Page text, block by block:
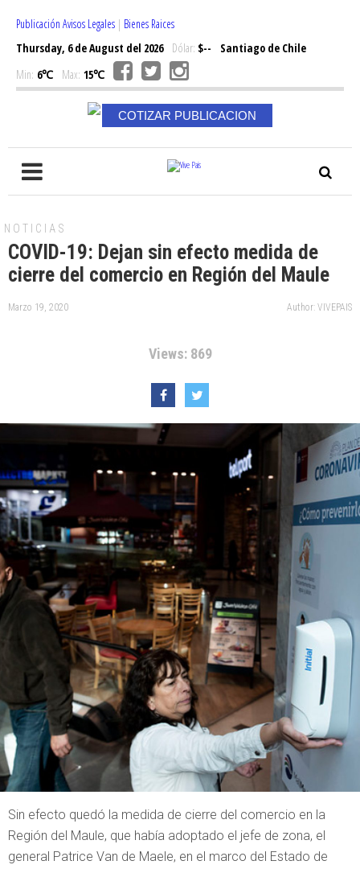
Publicación Avisos Legales | Bienes Raices
Thursday, 6 de August del 2026Dólar: $--
Santiago de Chile
Min: 6℃ Max: 15℃
COTIZAR PUBLICACION
NOTICIAS
COVID-19: Dejan sin efecto medida de
cierre del comercio en Región del Maule
Marzo 19, 2020 Author: VIVEPAIS
Views: 869
Sin efecto quedó la medida de cierre del comercio en la
Región del Maule, que había adoptado el jefe de zona, el
general Patrice Van de Maele, en el marco del Estado de